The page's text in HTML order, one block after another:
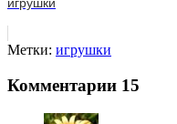
игрушки
Метки: игрушки
Комментарии 15